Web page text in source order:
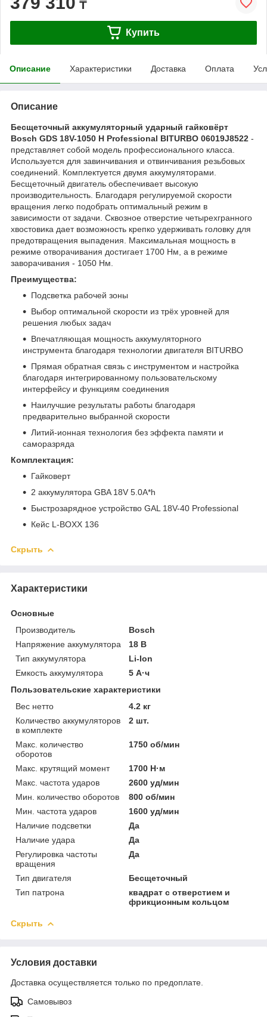
₸
Купить
Описание Характеристики Доставка Оплата
Описание
Бесщеточный аккумуляторный ударный гайковёрт
Bosch GDS 18V-1050 H Professional BITURBO 06019J8522 -
представляет собой модель профессионального класса.
Используется для завинчивания и отвинчивания резьбовых
соединений. Комплектуется двумя аккумуляторами.
Бесщеточный двигатель обеспечивает высокую
производительность. Благодаря регулируемой скорости
вращения легко подобрать оптимальный режим в
зависимости от задачи. Сквозное отверстие четырехгранного
хвостовика дает возможность крепко удерживать головку для
предотвращения выпадения. Максимальная мощность в
режиме отворачивания достигает 1700 Нм, а в режиме
заворачивания - 1050 Нм.
Преимущества:
Подсветка рабочей зоны
Выбор оптимальной скорости из трёх уровней для
решения любых задач
Впечатляющая мощность аккумуляторного
инструмента благодаря технологии двигателя BITURBO
Прямая обратная связь с инструментом и настройка
благодаря интегрированному пользовательскому
интерфейсу и функциям соединения
Наилучшие результаты работы благодаря
предварительно выбранной скорости
Литий-ионная технология без эффекта памяти и
саморазряда
Комплектация:
Гайковерт
2 аккумулятора GBA 18V 5.0A*h
Быстрозарядное устройство GAL 18V-40 Professional
Кейс L-BOXX 136
Скрыть
Характеристики
Основные
Производитель
Bosch
Напряжение аккумулятора
18 В
Тип аккумулятора
Li-Ion
Емкость аккумулятора
5 А·ч
Пользовательские характеристики
Вес нетто
4.2 кг
Количество аккумуляторов
в комплекте
2 шт.
Макс. количество
оборотов
1750 об/мин
Макс. крутящий момент
1700 Н·м
Макс. частота ударов
2600 уд/мин
Мин. количество оборотов
800 об/мин
Мин. частота ударов
1600 уд/мин
Наличие подсветки
Да
Наличие удара
Да
Регулировка частоты
вращения
Да
Тип двигателя
Бесщеточный
Тип патрона
квадрат с отверстием и
фрикционным кольцом
Скрыть
Условия доставки
Доставка осуществляется только по предоплате.
Самовывоз